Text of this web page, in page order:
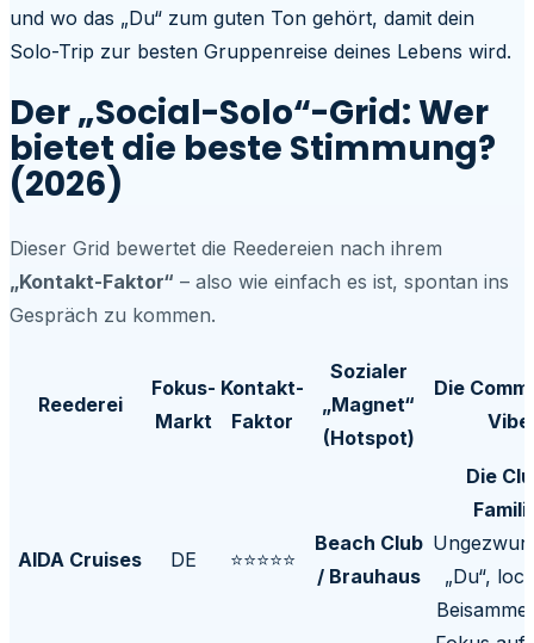
und wo das „Du“ zum guten Ton gehört, damit dein
Solo-Trip zur besten Gruppenreise deines Lebens wird.
Der „Social-Solo“-Grid: Wer
bietet die beste Stimmung?
(2026)
Dieser Grid bewertet die Reedereien nach ihrem
„Kontakt-Faktor“ – also wie einfach es ist, spontan ins
Gespräch zu kommen.
Reederei
Fokus-
Markt
Kontakt-
Faktor
Sozialer
„Magnet“
(Hotspot)
Die
Vibe
AIDA Cruises DE ⭐⭐⭐⭐⭐
Beach Club
/ Brauhaus
Die
„Du“,